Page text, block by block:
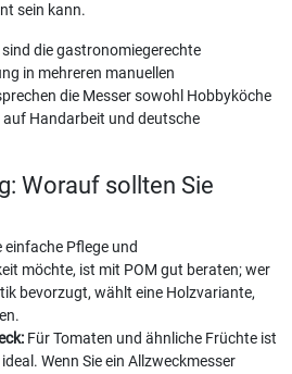
sein kann.
die gastronomiegerechte
in mehreren manuellen
die Messer sowohl Hobbyköche
Handarbeit und deutsche
Worauf sollten Sie
einfache Pflege und
möchte, ist mit POM gut beraten; wer
bevorzugt, wählt eine Holzvariante,
Für Tomaten und ähnliche Früchte ist
Wenn Sie ein Allzweckmesser